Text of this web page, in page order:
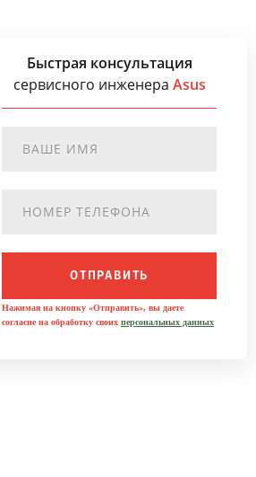
Быстрая консультация
сервисного инженера Asus
ОТПРАВИТЬ
Нажимая на кнопку «Отправить», вы даете
согласие на обработку своих персональных данных